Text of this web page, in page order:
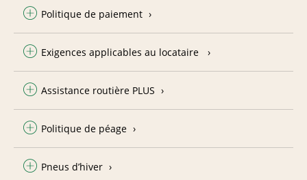
Politique de paiement
Exigences applicables au locataire
Assistance routière PLUS
Politique de péage
Pneus d’hiver